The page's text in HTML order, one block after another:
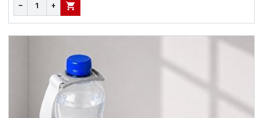
− + В КОРЗИНУ